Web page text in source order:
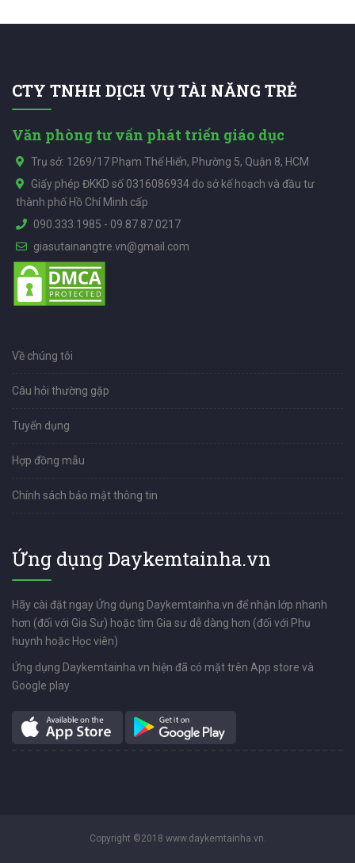
CTY TNHH DỊCH VỤ TÀI NĂNG TRẺ
Văn phòng tư vấn phát triển giáo dục
Trụ sở: 1269/17 Phạm Thế Hiển, Phường 5, Quận 8, HCM
Giấy phép ĐKKD số 0316086934 do sở kế hoạch và đầu tư
thành phố Hồ Chí Minh cấp
090.333.1985 - 09.87.87.0217
giasutainangtre.vn@gmail.com
Về chúng tôi
Câu hỏi thường gặp
Tuyển dụng
Hợp đồng mẫu
Chính sách bảo mật thông tin
Ứng dụng Daykemtainha.vn
Hãy cài đặt ngay Ứng dụng Daykemtainha.vn để nhận lớp nhanh
hơn (đối với Gia Sư) hoặc tìm Gia sư dễ dàng hơn (đối với Phụ
huynh hoặc Học viên)
Ứng dụng Daykemtainha.vn hiện đã có mặt trên App store và
Google play
Copyright ©2018 www.daykemtainha.vn.